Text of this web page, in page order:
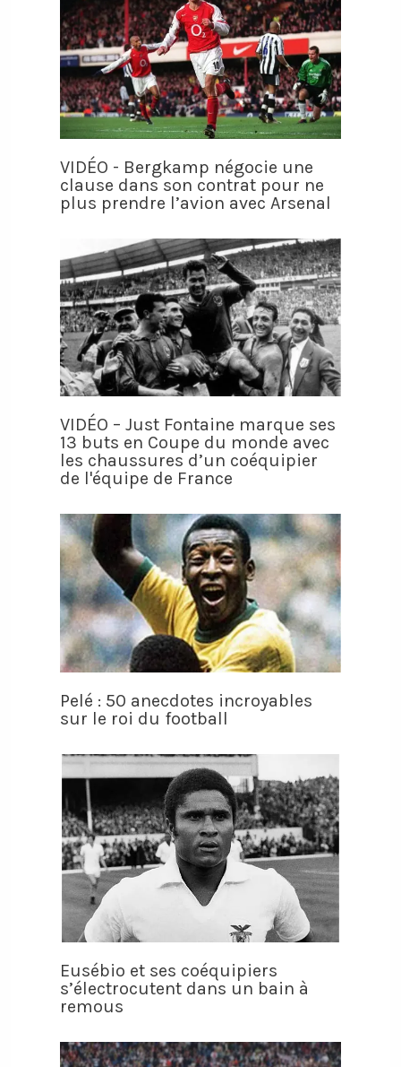
VIDÉO - Bergkamp négocie une
clause dans son contrat pour ne
plus prendre l’avion avec Arsenal
VIDÉO – Just Fontaine marque ses
13 buts en Coupe du monde avec
les chaussures d’un coéquipier
de l'équipe de France
Pelé : 50 anecdotes incroyables
sur le roi du football
Eusébio et ses coéquipiers
s’électrocutent dans un bain à
remous